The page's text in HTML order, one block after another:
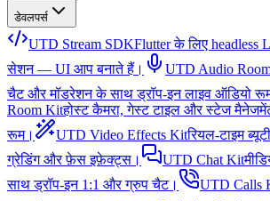
डेवलपर्स
UTD Stream SDKFlutter के लिए headless
सेशन — UI आप बनाते हैं।
UTD Audio
चैट और मॉडरेशन के साथ ड्रॉप-इन लाइव ऑडियो
Room Kitहोस्ट कैमरा, गेस्ट टाइल और स्टेज
रूम।
UTD Video Effects Kitरियल-टाइम
ग्रेडिंग और फ़ेस इफ़ेक्ट्स।
UTD Chat Kit
साथ ड्रॉप-इन 1:1 और ग्रुप चैट।
UTD Calls